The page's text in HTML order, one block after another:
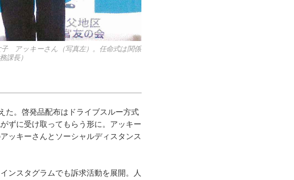
アッキーさん（写真左）。任命式は関係
課長）
た。啓発品配布はドライブスルー方式
ずに受け取ってもらう形に。アッキー
ッキーさんとソーシャルディスタンス
ンスタグラムでも訴求活動を展開。人